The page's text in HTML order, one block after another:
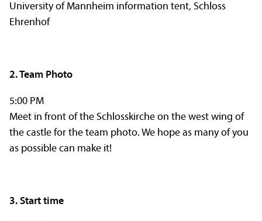
University of Mannheim information tent, Schloss
Ehrenhof
2. Team Photo
5:00 PM
Meet in front of the Schlosskirche on the west wing of
the castle for the team photo. We hope as many of you
as possible can make it!
3. Start time